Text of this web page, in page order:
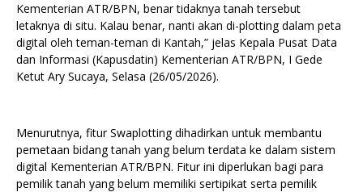
Kementerian ATR/BPN, benar tidaknya tanah tersebut
letaknya di situ. Kalau benar, nanti akan di-plotting dalam peta
digital oleh teman-teman di Kantah,” jelas Kepala Pusat Data
dan Informasi (Kapusdatin) Kementerian ATR/BPN, I Gede
Ketut Ary Sucaya, Selasa (26/05/2026).
Menurutnya, fitur Swaplotting dihadirkan untuk membantu
pemetaan bidang tanah yang belum terdata ke dalam sistem
digital Kementerian ATR/BPN. Fitur ini diperlukan bagi para
pemilik tanah yang belum memiliki sertipikat serta pemilik